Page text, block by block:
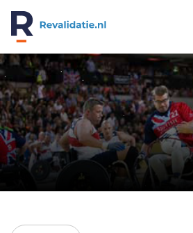
REVALIDATIE.NL